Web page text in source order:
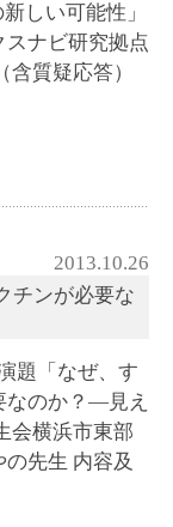
しい可能性」
ナビ研究拠点
質疑応答）
2013.10.26
チンが必要な
題「なぜ、す
なのか？―見え
会横浜市東部
先生 内容及